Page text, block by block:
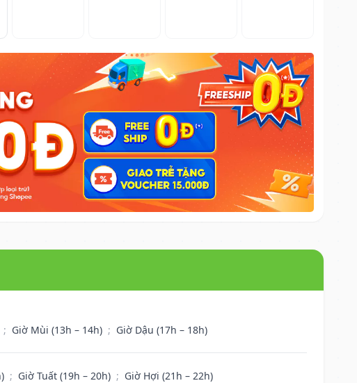
; Giờ Mùi (13h – 14h) ; Giờ Dậu (17h – 18h)
; Giờ Tuất (19h – 20h) ; Giờ Hợi (21h – 22h)